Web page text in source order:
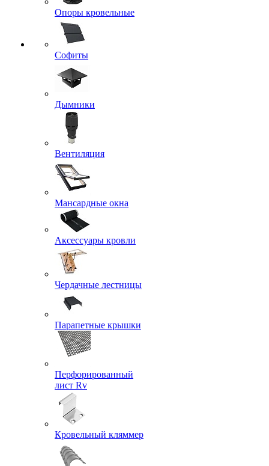
Опоры кровельные
Софиты
Дымники
Вентиляция
Мансардные окна
Аксессуары кровли
Чердачные лестницы
Парапетные крышки
Перфорированный
лист Rv
Кровельный кляммер